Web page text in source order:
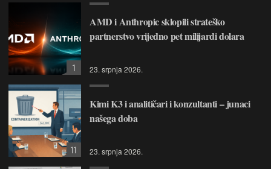
AMD i Anthropic sklopili strateško
partnerstvo vrijedno pet milijardi dolara
23. srpnja 2026.
1
Kimi K3 i analitičari i konzultanti – junaci
našega doba
23. srpnja 2026.
11